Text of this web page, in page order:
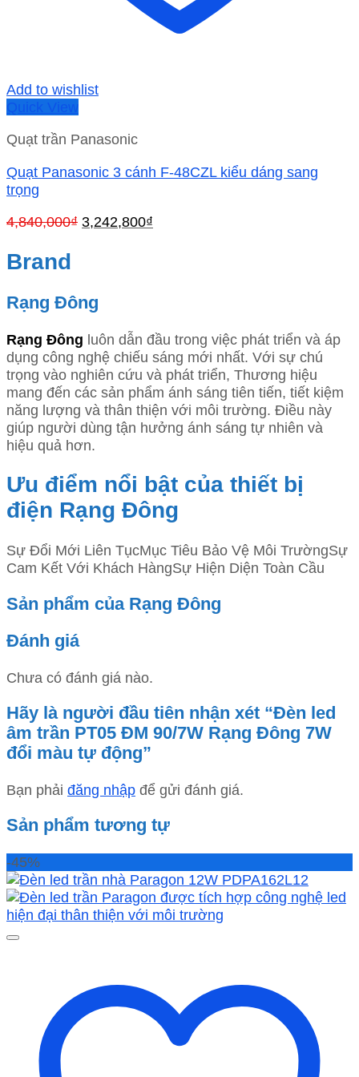
Add to wishlist
Quick View
Quạt trần Panasonic
Quạt Panasonic 3 cánh F-48CZL kiểu dáng sang
trọng
4,840,000₫ Giá
3,242,800₫
Brand
Rạng Đông
Rạng Đông luôn dẫn đầu trong việc phát triển và áp
dụng công nghệ chiếu sáng mới nhất. Với sự chú
trọng vào nghiên cứu và phát triển, Thương hiệu
mang đến các sản phẩm ánh sáng tiên tiến, tiết kiệm
năng lượng và thân thiện với môi trường. Điều này
giúp người dùng tận hưởng ánh sáng tự nhiên và
hiệu quả hơn.
Ưu điểm nổi bật của thiết bị
điện Rạng Đông
Sự Đổi Mới Liên TụcMục Tiêu Bảo Vệ Môi TrườngSự
Cam Kết Với Khách HàngSự Hiện Diện Toàn Cầu
Sản phẩm của Rạng Đông
Đánh giá
Chưa có đánh giá nào.
Hãy là người đầu tiên nhận xét “Đèn led
âm trần PT05 ĐM 90/7W Rạng Đông 7W
đổi màu tự động”
Bạn phải đăng nhập để gửi đánh giá.
Sản phẩm tương tự
-45%